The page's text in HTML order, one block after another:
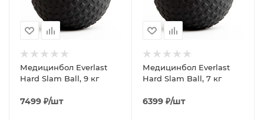
Медицинбол Everlast
Hard Slam Ball, 9 кг
7499 ₽/шт
Медицинбол Everlast
Hard Slam Ball, 7 кг
6399 ₽/шт